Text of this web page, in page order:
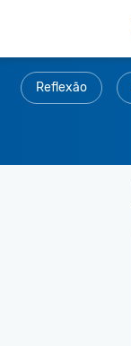
Reflexão